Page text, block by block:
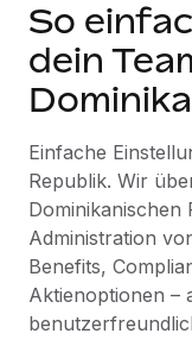
WELTWEITE
Globale
Employer of
Weltweites
Contractor
Contractor
Lösungen
Country
Explorer für
Einfache
Remote im
Ressourcen
TOOLS UND
Preise
Deutsch
So
dein
Einfache
Republik. Wir
Dominikanischen
Administration
Benefits,
Aktienoptionen –